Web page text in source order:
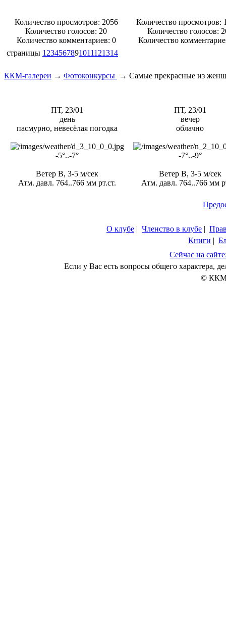
Количество просмотров: 2056
Количество голосов: 20
Количество комментариев: 0
Количество просмотров:
Количество голосов:
Количество
страницы 1 234567891011121314
ККМ-галереи → Фотоконкурсы → Самые прекрасные из
ПТ, 23/01
день
пасмурно, невесёлая погодка
-5°..-7°
Ветер В, 3-5 м/сек
Атм. давл. 764..766 мм рт.ст.
ПТ, 23/01
вечер
облачно
-7°..-9°
Ветер В, 3-5 м/сек
Атм. давл. 764..766 мм
О клубе | Членство в клубе |
Книги |
Сейчас на
Если у Вас есть вопросы общего характера,
© ККМ